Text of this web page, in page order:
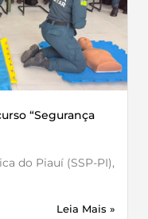
“Segurança
do Piauí (SSP-PI),
Leia Mais »